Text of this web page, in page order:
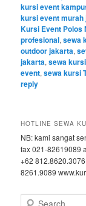
kursi event
kursi event murah
Kursi Event Polos
profesional,sewa
outdoor jakarta,
jakarta,sewa
event,sewa kursi
reply
HOTLINE SEWA
NB: kami sangat
fax 021-82619089
+62
8261.9089
Search